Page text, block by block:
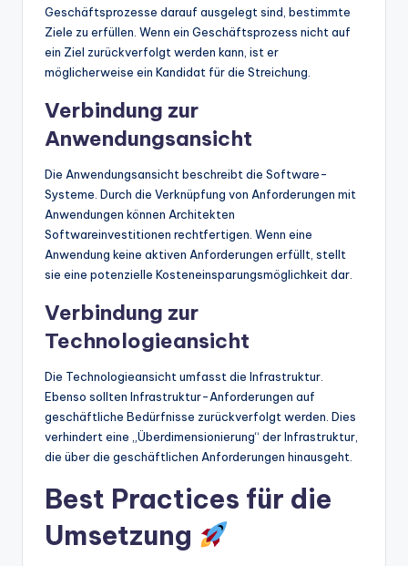
Geschäftsprozesse darauf ausgelegt sind, bestimmte
Ziele zu erfüllen. Wenn ein Geschäftsprozess nicht auf
ein Ziel zurückverfolgt werden kann, ist er
möglicherweise ein Kandidat für die Streichung.
Verbindung zur
Anwendungsansicht
Die Anwendungsansicht beschreibt die Software-
Systeme. Durch die Verknüpfung von Anforderungen mit
Anwendungen können Architekten
Softwareinvestitionen rechtfertigen. Wenn eine
Anwendung keine aktiven Anforderungen erfüllt, stellt
sie eine potenzielle Kosteneinsparungsmöglichkeit dar.
Verbindung zur
Technologieansicht
Die Technologieansicht umfasst die Infrastruktur.
Ebenso sollten Infrastruktur-Anforderungen auf
geschäftliche Bedürfnisse zurückverfolgt werden. Dies
verhindert eine „Überdimensionierung“ der Infrastruktur,
die über die geschäftlichen Anforderungen hinausgeht.
Best Practices für die
Umsetzung